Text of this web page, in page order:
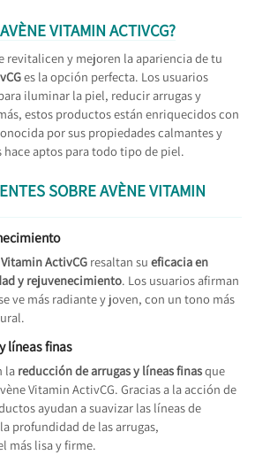
VITAMIN ACTIVCG?
revitalicen y mejoren la apariencia de tu
es la opción perfecta. Los usuarios
iluminar la piel, reducir arrugas y
estos productos están enriquecidos con
por sus propiedades calmantes y
aptos para todo tipo de piel.
SOBRE AVÈNE VITAMIN
ActivCG resaltan su eficacia en
y rejuvenecimiento. Los usuarios afirman
ve más radiante y joven, con un tono más
líneas finas
la reducción de arrugas y líneas finasque
Vitamin ActivCG. Gracias a la acción de
ayudan a suavizar las líneas de
profundidad de las arrugas,
más lisa y firme.